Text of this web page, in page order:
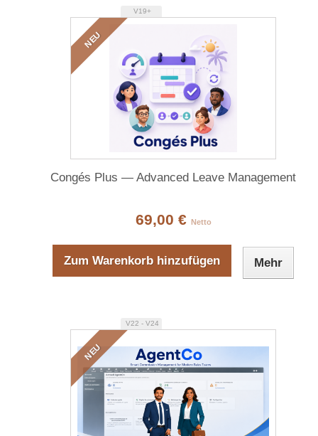
NEU
V19+
Congés Plus — Advanced Leave Management
69,00 € Netto
Zum Warenkorb hinzufügen Mehr
NEU
V22 - V24